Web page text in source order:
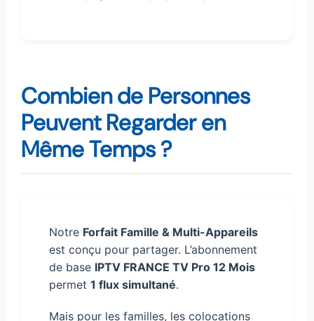
Combien de Personnes
Peuvent Regarder en
Même Temps ?
Notre Forfait Famille & Multi-Appareils
est conçu pour partager. L’abonnement
de base IPTV FRANCE TV Pro 12 Mois
permet 1 flux simultané.
Mais pour les familles, les colocations